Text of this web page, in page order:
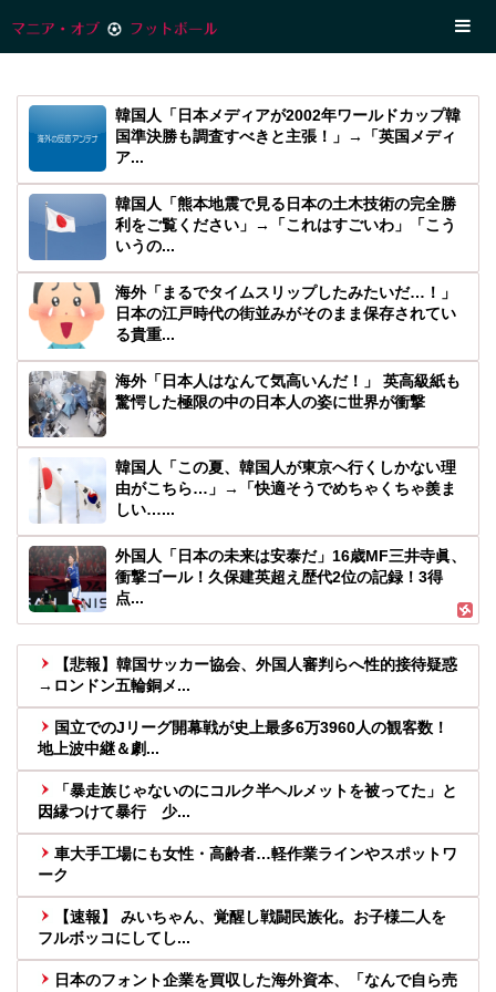
韓国人「日本メディアが2002年ワールドカップ韓
国準決勝も調査すべきと主張！」→「英国メディ
ア...
韓国人「熊本地震で見る日本の土木技術の完全勝
利をご覧ください」→「これはすごいわ」「こう
いうの...
海外「まるでタイムスリップしたみたいだ…！」
日本の江戸時代の街並みがそのまま保存されてい
る貴重...
海外「日本人はなんて気高いんだ！」 英高級紙も
驚愕した極限の中の日本人の姿に世界が衝撃
韓国人「この夏、韓国人が東京へ行くしかない理
由がこちら…」→「快適そうでめちゃくちゃ羨ま
しい…...
外国人「日本の未来は安泰だ」16歳MF三井寺眞、
衝撃ゴール！久保建英超え歴代2位の記録！3得
点...
【悲報】韓国サッカー協会、外国人審判らへ性的接待疑惑
→ロンドン五輪銅メ...
国立でのJリーグ開幕戦が史上最多6万3960人の観客数！
地上波中継＆劇...
「暴走族じゃないのにコルク半ヘルメットを被ってた」と
因縁つけて暴行 少...
車大手工場にも女性・高齢者…軽作業ラインやスポットワ
ーク
【速報】 みいちゃん、覚醒し戦闘民族化。お子様二人を
フルボッコにしてし...
日本のフォント企業を買収した海外資本、「なんで自ら売